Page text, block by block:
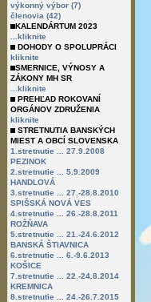
výkonný výbor (7)
členovia (42)
KALENDÁRTUM 2023
...kliknite
DOHODY O SPOLUPRÁCI
kliknite
SMERNICE, VÝNOSY A
ZÁKONY MH SR
...kliknite
PREHĽAD ROKOVANÍ
ORGÁNOV ZDRUŽENIA
kliknite
STRETNUTIA BANSKÝCH
MIEST A OBCÍ SLOVENSKA
1.stretnutie ... 27.9.2008
PEZINOK
2.stretnutie ... 5.9.2009
HANDLOVÁ
3.stretnutie ... 27.-28.8.2010
SPIŠSKÁ NOVÁ VES
4.stretnutie ... 26.-28.8.2011
ROŽŇAVA
5.stretnutie ... 21.-24.6.2012
BANSKÁ ŠTIAVNICA
6.stretnutie ... 6.-9.6.2013
KOŠICE
7.stretnutie ... 22.-24.8.2014
KREMNICA
8.stretnutie ... 24.-26.7.2015